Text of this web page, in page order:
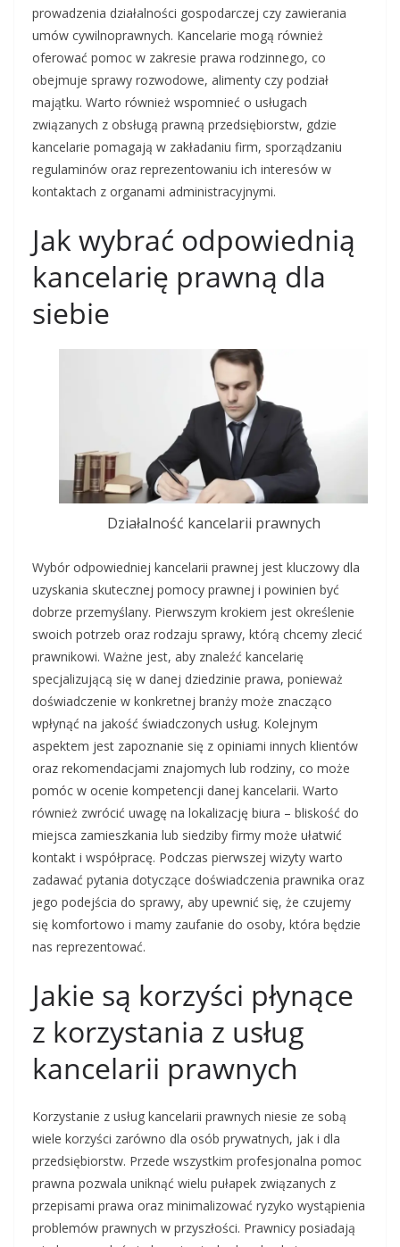
prowadzenia działalności gospodarczej czy zawierania
umów cywilnoprawnych. Kancelarie mogą również
oferować pomoc w zakresie prawa rodzinnego, co
obejmuje sprawy rozwodowe, alimenty czy podział
majątku. Warto również wspomnieć o usługach
związanych z obsługą prawną przedsiębiorstw, gdzie
kancelarie pomagają w zakładaniu firm, sporządzaniu
regulaminów oraz reprezentowaniu ich interesów w
kontaktach z organami administracyjnymi.
Jak wybrać odpowiednią
kancelarię prawną dla
siebie
Działalność kancelarii prawnych
Wybór odpowiedniej kancelarii prawnej jest kluczowy dla
uzyskania skutecznej pomocy prawnej i powinien być
dobrze przemyślany. Pierwszym krokiem jest określenie
swoich potrzeb oraz rodzaju sprawy, którą chcemy zlecić
prawnikowi. Ważne jest, aby znaleźć kancelarię
specjalizującą się w danej dziedzinie prawa, ponieważ
doświadczenie w konkretnej branży może znacząco
wpłynąć na jakość świadczonych usług. Kolejnym
aspektem jest zapoznanie się z opiniami innych klientów
oraz rekomendacjami znajomych lub rodziny, co może
pomóc w ocenie kompetencji danej kancelarii. Warto
również zwrócić uwagę na lokalizację biura – bliskość do
miejsca zamieszkania lub siedziby firmy może ułatwić
kontakt i współpracę. Podczas pierwszej wizyty warto
zadawać pytania dotyczące doświadczenia prawnika oraz
jego podejścia do sprawy, aby upewnić się, że czujemy
się komfortowo i mamy zaufanie do osoby, która będzie
nas reprezentować.
Jakie są korzyści płynące
z korzystania z usług
kancelarii prawnych
Korzystanie z usług kancelarii prawnych niesie ze sobą
wiele korzyści zarówno dla osób prywatnych, jak i dla
przedsiębiorstw. Przede wszystkim profesjonalna pomoc
prawna pozwala uniknąć wielu pułapek związanych z
przepisami prawa oraz minimalizować ryzyko wystąpienia
problemów prawnych w przyszłości. Prawnicy posiadają